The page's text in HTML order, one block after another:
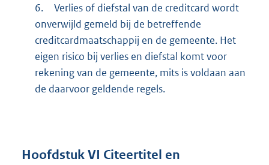
6.
Verlies of diefstal van de creditcard wordt
onverwijld gemeld bij de betreffende
creditcardmaatschappij en de gemeente. Het
eigen risico bij verlies en diefstal komt voor
rekening van de gemeente, mits is voldaan aan
de daarvoor geldende regels.
HoofdstukVI Citeertitel en